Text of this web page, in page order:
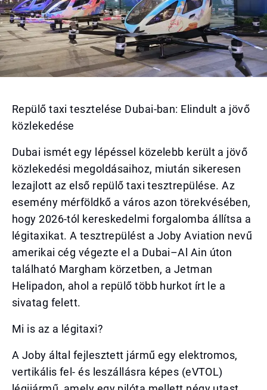
Repülő taxi tesztelése Dubai-ban: Elindult a jövő
közlekedése
Dubai ismét egy lépéssel közelebb került a jövő
közlekedési megoldásaihoz, miután sikeresen
lezajlott az első repülő taxi tesztrepülése. Az
esemény mérföldkő a város azon törekvésében,
hogy 2026-tól kereskedelmi forgalomba állítsa a
légitaxikat. A tesztrepülést a Joby Aviation nevű
amerikai cég végezte el a Dubai–Al Ain úton
található Margham körzetben, a Jetman
Helipadon, ahol a repülő több hurkot írt le a
sivatag felett.
Mi is az a légitaxi?
A Joby által fejlesztett jármű egy elektromos,
vertikális fel- és leszállásra képes (eVTOL)